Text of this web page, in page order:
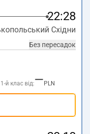
22:28
Східни
Без пересадок
1-й клас від:— PLN